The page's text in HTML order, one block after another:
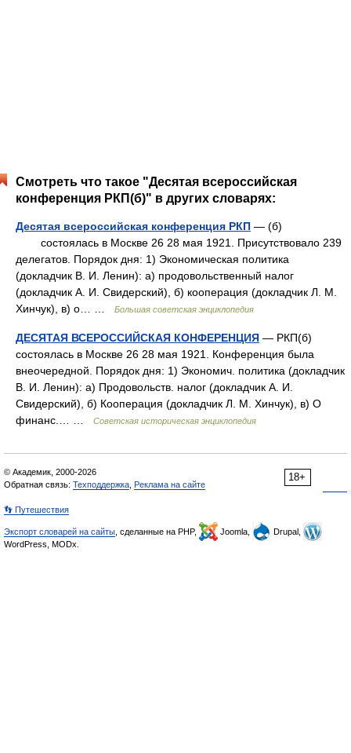
Смотреть что такое "Десятая всероссийская
конференция РКП(б)" в других словарях:
Десятая всероссийская конференция РКП — (б)
состоялась в Москве 26 28 мая 1921. Присутствовало 239
делегатов. Порядок дня: 1) Экономическая политика
(докладчик В. И. Ленин): а) продовольственный налог
(докладчик А. И. Свидерский), б) кооперация (докладчик Л. М.
Хинчук), в) о… …
Большая советская энциклопедия
ДЕСЯТАЯ ВСЕРОССИЙСКАЯ КОНФЕРЕНЦИЯ — РКП(б)
состоялась в Москве 26 28 мая 1921. Конференция была
внеочередной. Порядок дня: 1) Экономич. политика (докладчик
В. И. Ленин): а) Продовольств. налог (докладчик А. И.
Свидерский), б) Кооперация (докладчик Л. М. Хинчук), в) О
финанс.… …
Советская историческая энциклопедия
18+
© Академик, 2000-2026
Обратная связь: Техподдержка Реклама на сайте
👣 Путешествия
Экспорт словарей на сайты , сделанные на PHP, Joomla,
Drupal,
WordPress, MODx.